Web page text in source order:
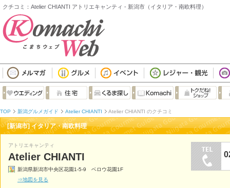
クチコミ：Atelier CHIANTI アトリエキャンティ - 新潟市（イタリア・南欧料理）
TOP 新潟グルメガイド Atelier CHIANTI Atelier CHIANTI のクチコミ
[新潟市] イタリア・南欧料理
アトリエキャンティ
Atelier CHIANTI
新潟県新潟市中央区花園1-5-9 ベロウ花園1F
⇒地図を見る